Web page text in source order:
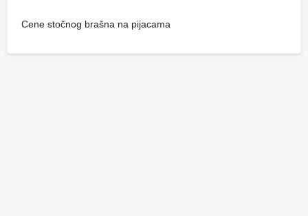
Cene stočnog brašna na pijacama